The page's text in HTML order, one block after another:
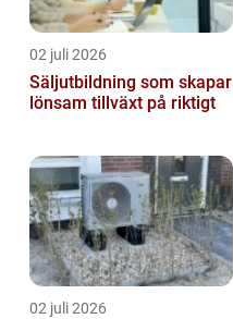
02 juli 2026
Säljutbildning som skapar
lönsam tillväxt på riktigt
02 juli 2026